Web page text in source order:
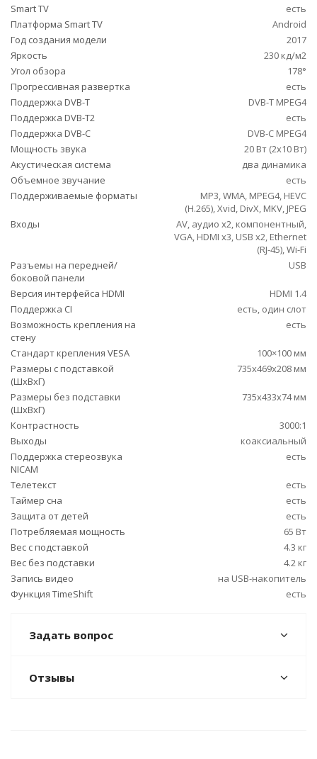
Smart TV
есть
Платформа Smart TV
Android
Год создания модели
2017
Яркость
230 кд/м2
Угол обзора
178°
Прогрессивная развертка
есть
Поддержка DVB-T
DVB-T MPEG4
Поддержка DVB-T2
есть
Поддержка DVB-C
DVB-C MPEG4
Мощность звука
20 Вт (2х10 Вт)
Акустическая система
два динамика
Объемное звучание
есть
Поддерживаемые форматы
MP3, WMA, MPEG4, HEVC
(H.265), Xvid, DivX, MKV, JPEG
Входы
AV, аудио x2, компонентный,
VGA, HDMI x3, USB x2, Ethernet
(RJ-45), Wi-Fi
Разъемы на передней/
боковой панели
USB
Версия интерфейса HDMI
HDMI 1.4
Поддержка CI
есть, один слот
Возможность крепления на
стену
есть
Стандарт крепления VESA
100×100 мм
Размеры с подставкой
(ШxВxГ)
735x469x208 мм
Размеры без подставки
(ШxВxГ)
735x433x74 мм
Контрастность
3000:1
Выходы
коаксиальный
Поддержка стереозвука
NICAM
есть
Телетекст
есть
Таймер сна
есть
Защита от детей
есть
Потребляемая мощность
65 Вт
Вес с подставкой
4.3 кг
Вес без подставки
4.2 кг
Запись видео
на USB-накопитель
Функция TimeShift
есть
Задать вопрос
Отзывы